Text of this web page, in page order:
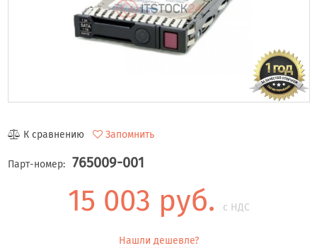
К сравнению Запомнить
Парт-номер: 765009-001
15 003 руб. с НДС
Нашли дешевле?